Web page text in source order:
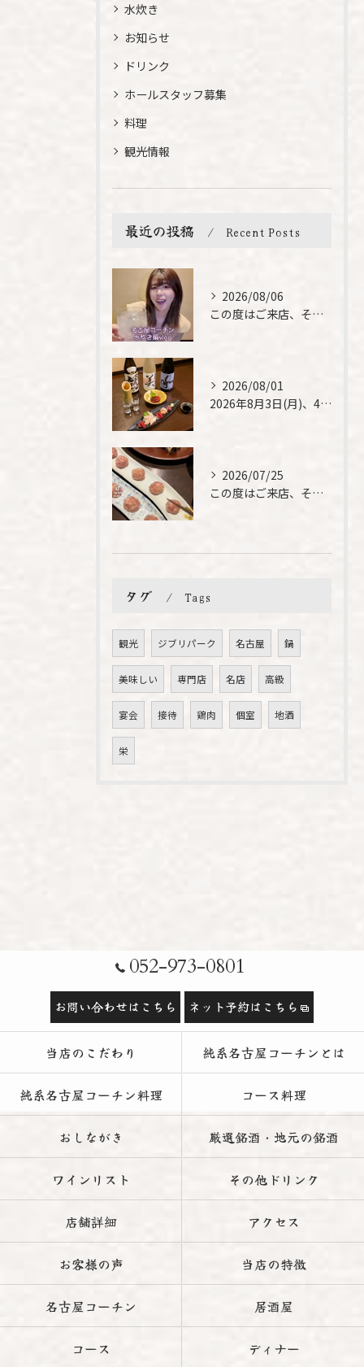
水炊き
お知らせ
ドリンク
ホールスタッフ募集
料理
観光情報
最近の投稿 Recent Posts
2026/08/06
この度はご来店、そして素敵なご紹介誠にありがとうございます✨...
2026/08/01
2026年8月3日(月)、4日(火)は、臨時休業させて頂きま...
2026/07/25
この度はご来店、そして素敵なご紹介誠にありがとうございます✨...
タグ Tags
観光 ジブリパーク 名古屋 鍋
美味しい 専門店 名店 高級
宴会 接待 鶏肉 個室 地酒
栄
052-973-0801
お問い合わせはこちら ネット予約はこちら
当店のこだわり 純系名古屋コーチンとは
純系名古屋コーチン料理 コース料理
おしながき 厳選銘酒・地元の銘酒
ワインリスト その他ドリンク
店舗詳細 アクセス
お客様の声 当店の特徴
名古屋コーチン 居酒屋
コース ディナー